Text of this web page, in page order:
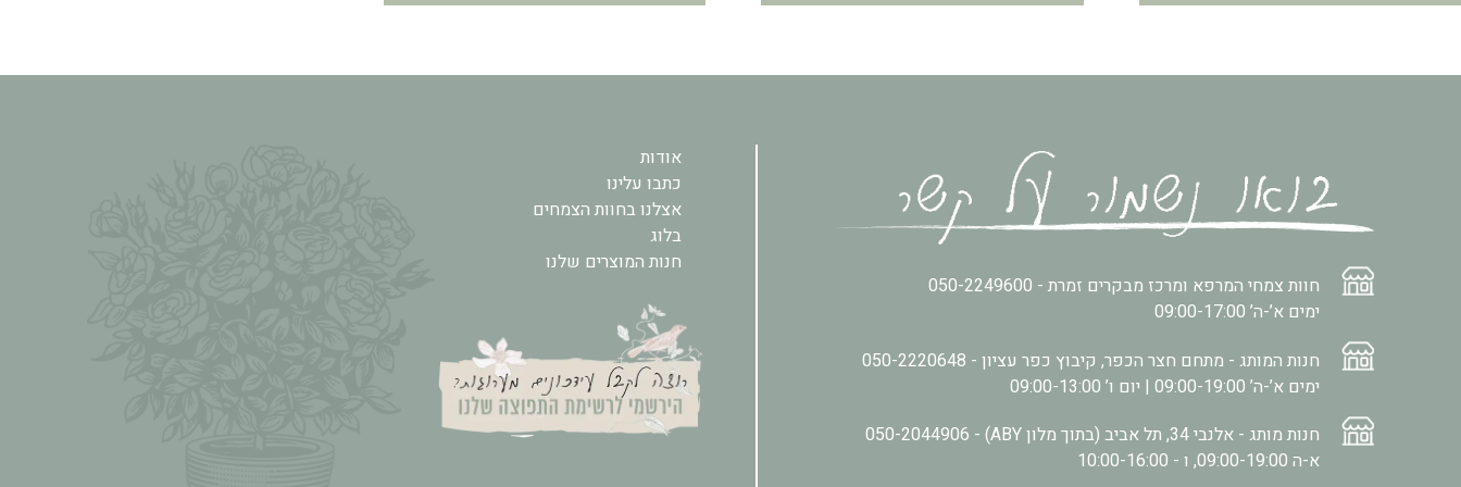
חוות צמחי המרפא ומרכז מבקרים זמרת - 050-2249600
ימים א’-ה’ 09:00-17:00
חנות המותג - מתחם חצר הכפר, קיבוץ כפר עציון - 050-2220648
ימים א’-ה’ 09:00-19:00 | יום ו’ 09:00-13:00
חנות מותג - אלנבי 34, תל אביב (בתוך מלון ABY) -
050-2044906
א-ה 09:00-19:00, ו - 10:00-16:00
אודות
כתבו עלינו
אצלנו בחוות הצמחים
בלוג
חנות המוצרים שלנו